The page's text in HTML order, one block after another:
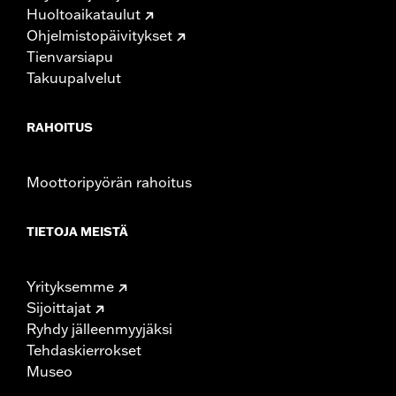
Huoltoaikataulut
Ohjelmistopäivitykset
Tienvarsiapu
Takuupalvelut
RAHOITUS
Moottoripyörän rahoitus
TIETOJA MEISTÄ
Yrityksemme
Sijoittajat
Ryhdy jälleenmyyjäksi
Tehdaskierrokset
Museo